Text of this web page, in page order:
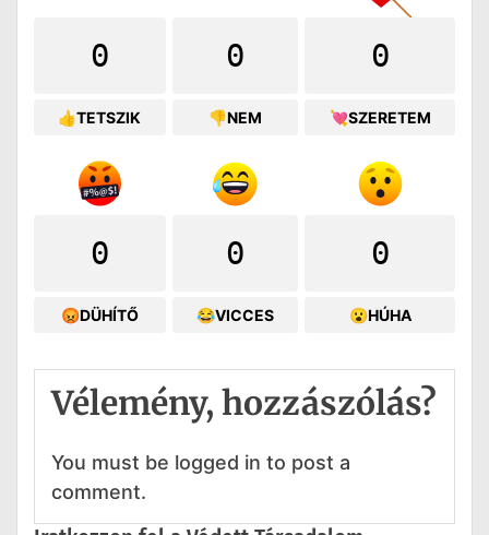
0
👍TETSZIK
0
👎NEM
0
💘SZERETEM
0
😡DÜHÍTŐ
0
😂VICCES
0
😮HÚHA
Vélemény, hozzászólás?
You must be logged in to post a
comment.